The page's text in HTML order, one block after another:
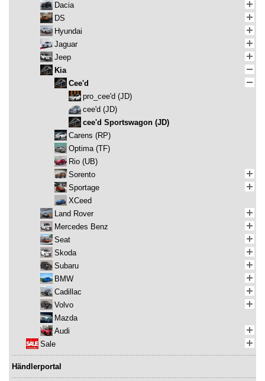
Dacia
DS
Hyundai
Jaguar
Jeep
Kia
Cee'd
pro_cee'd (JD)
cee'd (JD)
cee'd Sportswagon (JD)
Carens (RP)
Optima (TF)
Rio (UB)
Sorento
Sportage
XCeed
Land Rover
Mercedes Benz
Seat
Skoda
Subaru
BMW
Cadillac
Volvo
Mazda
Audi
Sale
Händlerportal